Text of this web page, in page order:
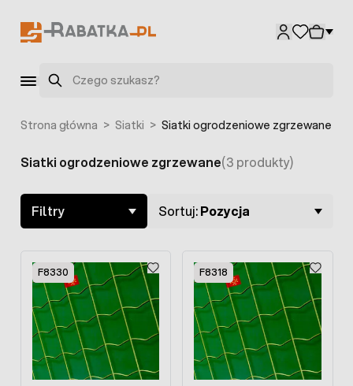
Szukaj
Strona główna > Siatki > Siatki ogrodzeniowe zgrzewane
Skip to product list
Siatki ogrodzeniowe zgrzewane(3 produkty)
Filtry Sortuj:Pozycja
F8330 F8318